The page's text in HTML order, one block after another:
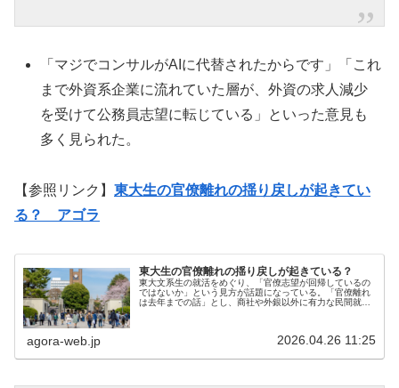
「マジでコンサルがAIに代替されたからです」「これ
まで外資系企業に流れていた層が、外資の求人減少
を受けて公務員志望に転じている」といった意見も
多く見られた。
【参照リンク】 東大生の官僚離れの揺り戻しが起きてい
る？ アゴラ
東大生の官僚離れの揺り戻しが起きている？
東大文系生の就活をめぐり、「官僚志望が回帰しているの
ではないか」という見方が話題になっている。「官僚離れ
は去年までの話」とし、商社や外銀以外に有力な民間就職
agora-web.jp 2026.04.26 11:25